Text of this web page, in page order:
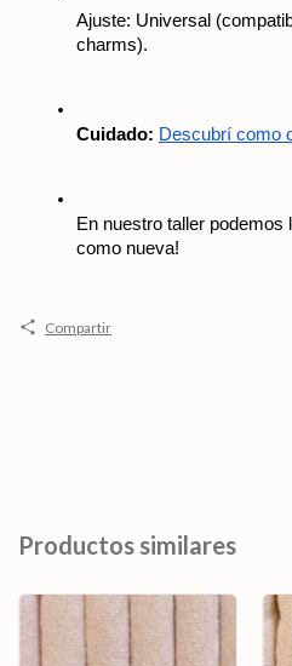
Ajuste: Universal
charms).
Cuidado: Descubrí como
En nuestro taller podemos
como nueva!
Compartir
Productos similares